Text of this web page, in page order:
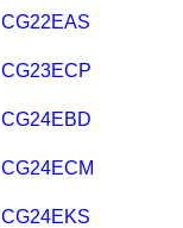
CG22EAS
CG23ECP
CG24EBD
CG24ECM
CG24EKS